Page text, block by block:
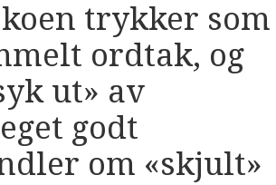
trykker som
ordtak, og
ut» av
godt
om «skjult»